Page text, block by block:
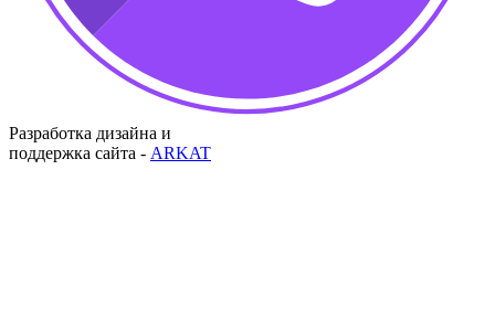
Разработка дизайна и
поддержка сайта - ARKAT